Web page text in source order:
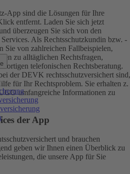
App sind die Lösungen für Ihre
entfernt. Laden Sie sich jetzt
überzeugen Sie sich von den
Als Rechtsschutzkundin bzw. -
von zahlreichen Fallbeispielen,
zu alltäglichen Rechtsfragen,
telefonischen Rechtsberatung.
der DEVK rechtsschutzversichert sind,
für Ihr Rechtsproblem. Sie erhalten z.
umfangreiche Informationen zu
der App
und brauchen
geben wir Ihnen einen Überblick zu
die unsere App für Sie